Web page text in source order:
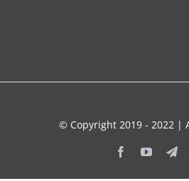
© Copyright 2019 - 2022 |